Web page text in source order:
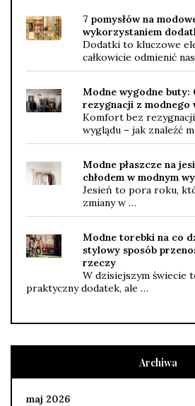
7 pomysłów na
wykorzystaniem
Dodatki to kluczowe
całkowicie odmienić
Modne wygodne
rezygnacji z modnego
Komfort bez
wyglądu – jak znaleźć
Modne płaszcze na
chłodem w modnym
Jesień to pora roku,
zmiany w …
Modne torebki na co
stylowy sposób
rzeczy
W dzisiejszym świecie
praktyczny dodatek, ale …
Archiwa
maj 2026